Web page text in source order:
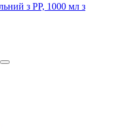
з PP, 1000 мл з